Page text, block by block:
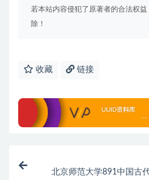
若本站内容侵犯了原著者的合法权
除！
收藏 链接
北京师范大学891中国古